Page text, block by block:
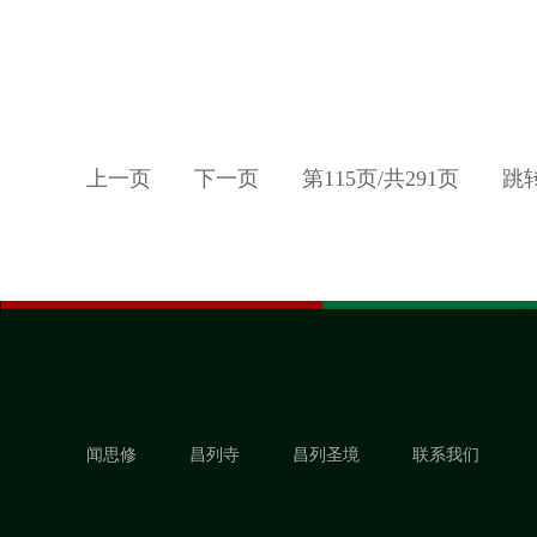
上一页 下一页 第115页/共291页 跳
闻思修 昌列寺 昌列圣境 联系我们